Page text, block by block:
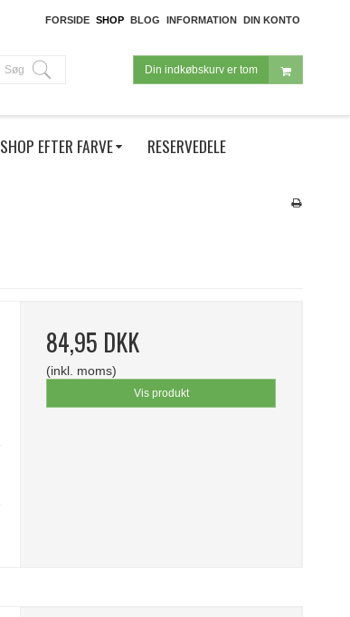
FORSIDE SHOP BLOG INFORMATION DIN KONTO
Din indkøbskurv er tom
Søg
SHOP EFTER FARVE RESERVEDELE
84,95 DKK
(inkl. moms)
Vis produkt